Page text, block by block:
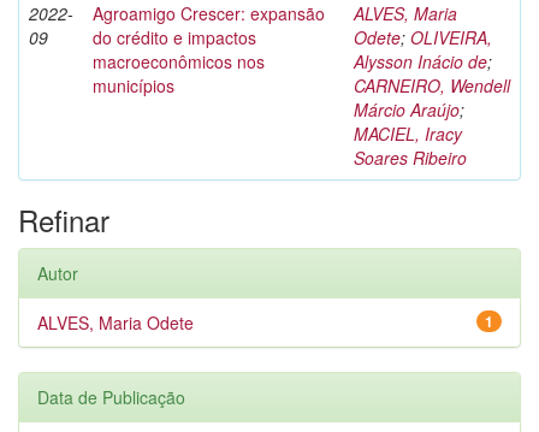
2022-
09
Agroamigo Crescer: expansão
do crédito e impactos
macroeconômicos nos
municípios
ALVES, Maria
Odete; OLIVEIRA,
Alysson Inácio de;
CARNEIRO, Wendell
Márcio Araújo;
MACIEL, Iracy
Soares Ribeiro
Refinar
Autor
1
ALVES, Maria Odete
Data de Publicação